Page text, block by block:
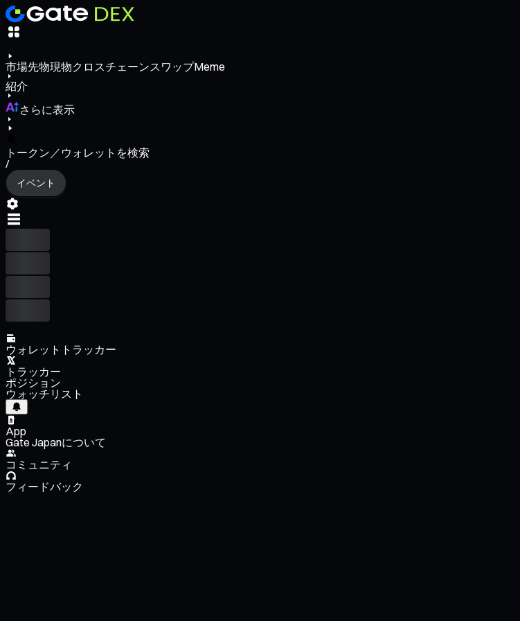
市場先物現物クロスチェーンスワップMeme
紹介
さらに表示
トークン／ウォレットを検索
/
イベント
ウォレットトラッカー
トラッカー
ポジション
ウォッチリスト
App
Gate Japanについて
コミュニティ
フィードバック